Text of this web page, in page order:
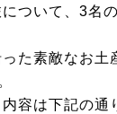
ついて、3名
た素敵なお土
容は下記の通